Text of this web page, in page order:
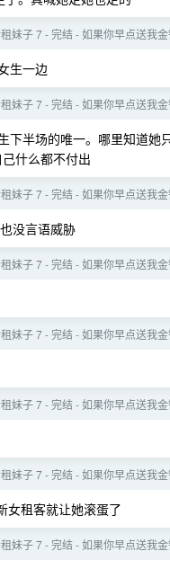
妹子 7 - 完结 - 如果你早点送我
生一边
妹子 7 - 完结 - 如果你早点送我
下半场的唯一。哪里知道
什么都不付出
妹子 7 - 完结 - 如果你早点送我
没言语威胁
妹子 7 - 完结 - 如果你早点送我
妹子 7 - 完结 - 如果你早点送我
妹子 7 - 完结 - 如果你早点送我
妹子 7 - 完结 - 如果你早点送我
女租客就让她滚蛋了
妹子 7 - 完结 - 如果你早点送我